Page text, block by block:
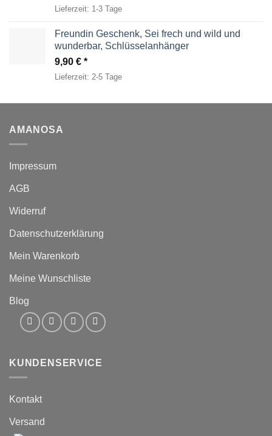
Preis
49,00 €
29,95 €.
Lieferzeit: 1-3 Tage
Freundin Geschenk, Sei frech und wild und
wunderbar, Schlüsselanhänger
9,90 €
Lieferzeit: 2-5 Tage
AMANOSA
Impressum
AGB
Widerruf
Datenschutzerklärung
Mein Warenkorb
Meine Wunschliste
Blog
KUNDENSERVICE
Kontakt
Versand